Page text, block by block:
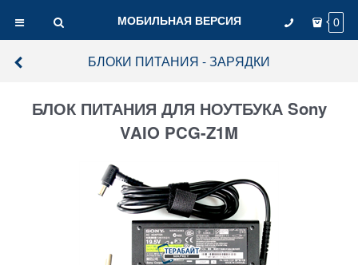
МОБИЛЬНАЯ ВЕРСИЯ 0
БЛОКИ ПИТАНИЯ - ЗАРЯДКИ
БЛОК ПИТАНИЯ ДЛЯ НОУТБУКА Sony
VAIO PCG-Z1M